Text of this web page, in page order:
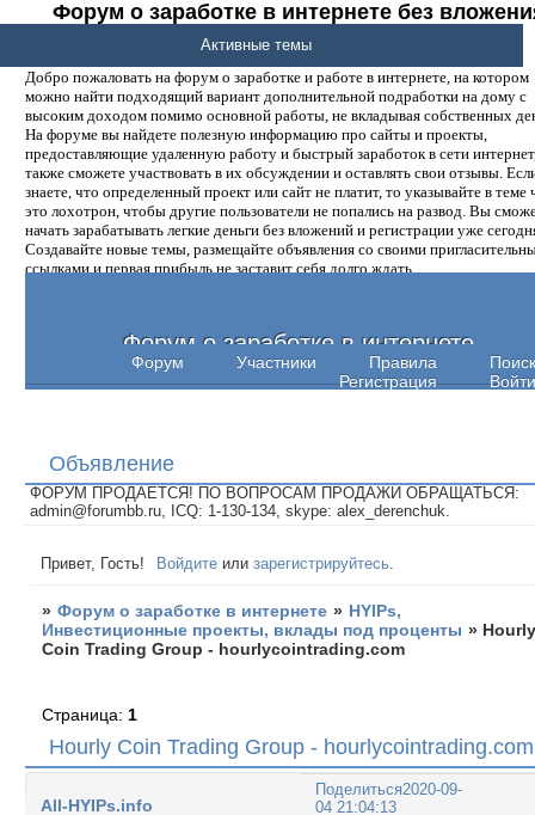
Форум о заработке в интернете без
денег.
Добро пожаловать на форум о заработке и работе в интернете, на котором
можно найти подходящий вариант дополнительной подработки на дому с
высоким доходом помимо основной работы, не вкладывая собственных
На форуме вы найдете полезную информацию про сайты и проекты,
предоставляющие удаленную работу и быстрый заработок в сети
также сможете участвовать в их обсуждении и оставлять свои отзывы.
знаете, что определенный проект или сайт не платит, то указывайте в теме
это лохотрон, чтобы другие пользователи не попались на развод. Вы
начать зарабатывать легкие деньги без вложений и регистрации уже
Создавайте новые темы, размещайте объявления со своими
ссылками и первая прибыль не заставит себя долго ждать.
Форум о заработке в интернете
Форум Участники Правила
Поиск
Регистрация
Войти
Активные темы
Объявление
ФОРУМ ПРОДАЕТСЯ! ПО ВОПРОСАМ ПРОДАЖИ ОБРАЩАТЬСЯ:
admin@forumbb.ru, ICQ: 1-130-134, skype: alex_derenchuk.
Привет, Гость! Войдите илизарегистрируйтесь
» Форум о заработке в интернете » HYIPs,
Инвестиционные проекты, вклады под проценты »
Coin Trading Group - hourlycointrading.com
Hourly Coin Trading Group - hourlycointrading.com
Страница: 1
Поделиться2020-09-
04 21:04:13
All-HYIPs.info